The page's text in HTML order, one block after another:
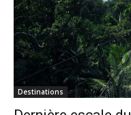
Destinations